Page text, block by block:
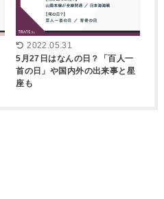
2022.05.31
5月27日はなんの日？「百人一
首の日」や国内外の出来事と星
座も